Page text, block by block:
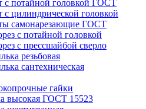
с потайной головкой ГОСТ
с цилиндрической головкой
самонарезающие ГОСТ
с потайной головкой
с прессшайбой сверло
резьбовая
сантехническая
гайки
высокая ГОСТ 15523